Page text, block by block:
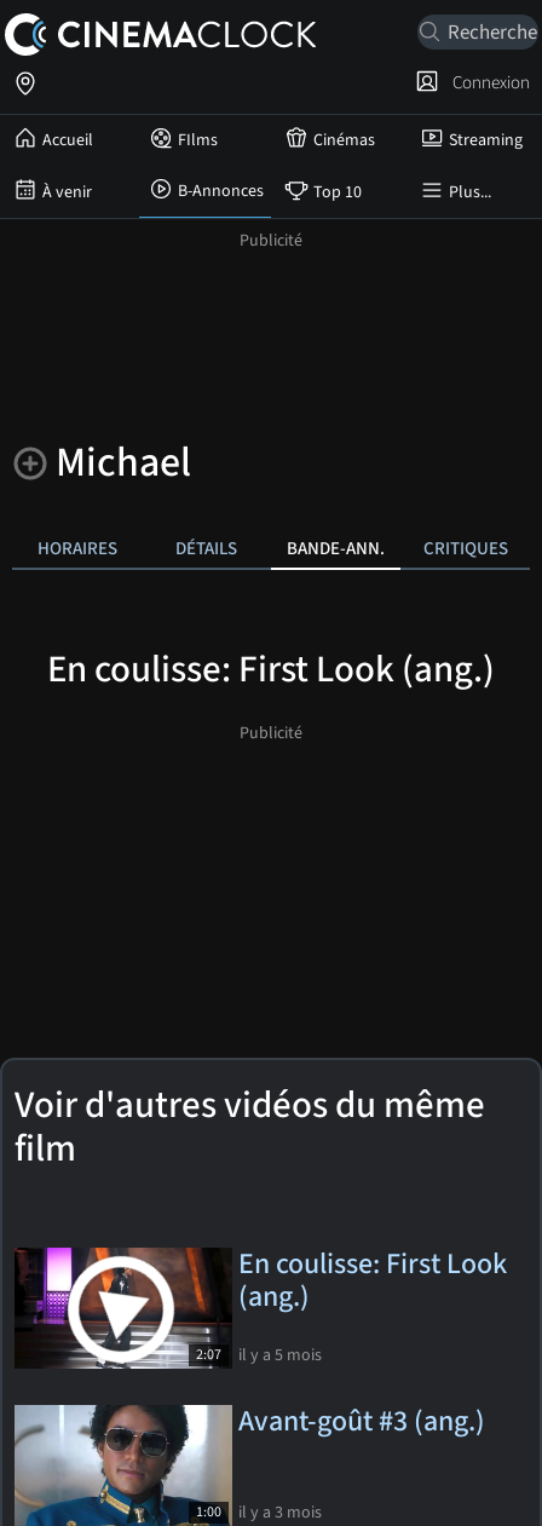
Accueil FIlms Cinémas Streaming
À venir B-Annonces Top 10 Plus...
Connexion
Michael
HORAIRES DÉTAILS BANDE-ANN. CRITIQUES
En coulisse: First Look (ang.)
Voir d'autres vidéos du même
film
2:07
En coulisse: First Look
(ang.)
il y a 5 mois
1:00
Avant-goût #3 (ang.)
il y a 3 mois